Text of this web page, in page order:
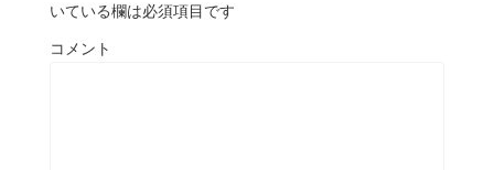
いている欄は必須項目です
コメント